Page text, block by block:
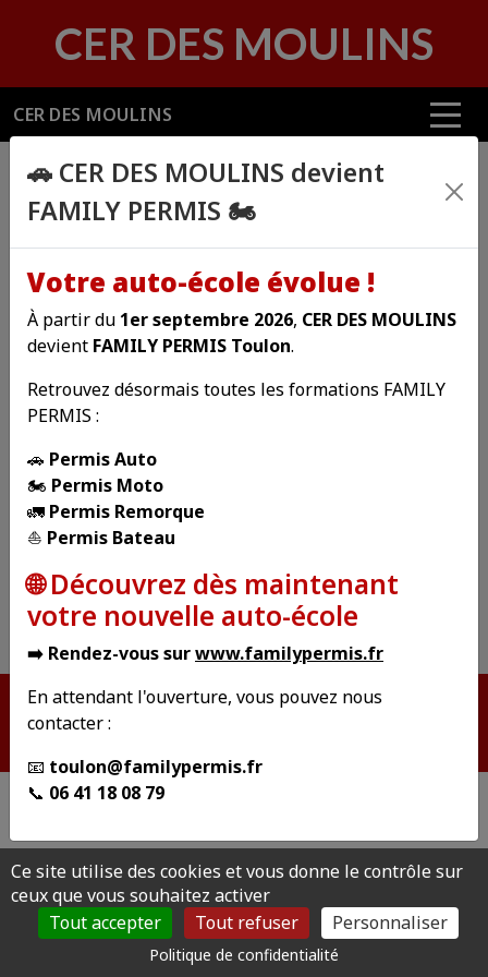
Ce site utilise des cookies et vous donne le contrôle sur
ceux que vous souhaitez activer
Tout accepter
Tout refuser Personnaliser
Politique de confidentialité
CER DES MOULINS
CER DES MOULINS
Nos coordonnées
N'hésitez pas à nous contacter ou à passer nous voir.
FAMILY PERMIS Toulon
83200 TOULON
Téléphone : 06 41 18 08 79
Mail : toulon@familypermis.fr
Site Internet : https://familypermis.fr/
Horaires de l'agence : https://familypermis.fr/
©Copyright 2026 par CER DES MOULINS
Mentions légales
🚗 CER DES MOULINS devient
FAMILY PERMIS 🏍️
Votre auto-école évolue !
À partir du 1er septembre 2026, CER DES MOULINS
devient FAMILY PERMIS Toulon.
Retrouvez désormais toutes les formations FAMILY
PERMIS :
🚗 Permis Auto
🏍️ Permis Moto
🚛 Permis Remorque
⛵ Permis Bateau
🌐 Découvrez dès maintenant
votre nouvelle auto-école
➡️ Rendez-vous surwww.familypermis.fr
En attendant l'ouverture, vous pouvez nous
contacter :
📧 toulon@familypermis.fr
📞 06 41 18 08 79